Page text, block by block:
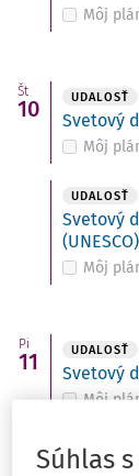
Môj
Št
10 UDALOSŤ
Svetový
Môj
UDALOSŤ
Svetový
(UNESCO)
Môj
Pi
11 UDALOSŤ
Svetový
Môj
Súhlas